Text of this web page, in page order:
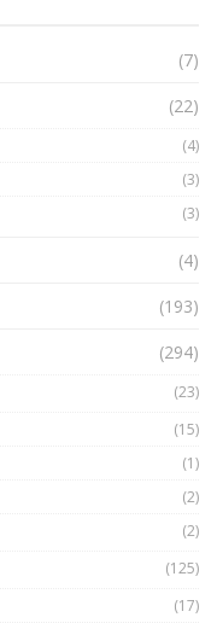
sự kiện ảnh hưởng
| Phổ cập
(7)
(22)
(4)
(3)
(3)
(4)
(193)
(294)
(23)
(15)
(1)
(2)
(2)
(125)
(17)